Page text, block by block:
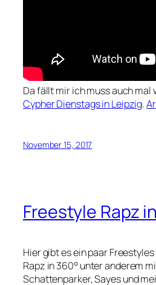
Da fällt mir ich muss auch mal
Cypher Dienstags in Leipzig.
November 15, 2017
Freestyle Rapz
Hier gibt es ein paar
Rapz in 360° unter anderem
Schattenparker, Sayes und